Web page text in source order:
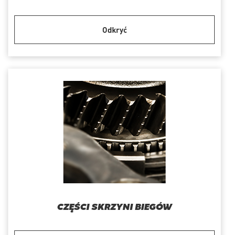
Odkryć
CZĘŚCI SKRZYNI BIEGÓW